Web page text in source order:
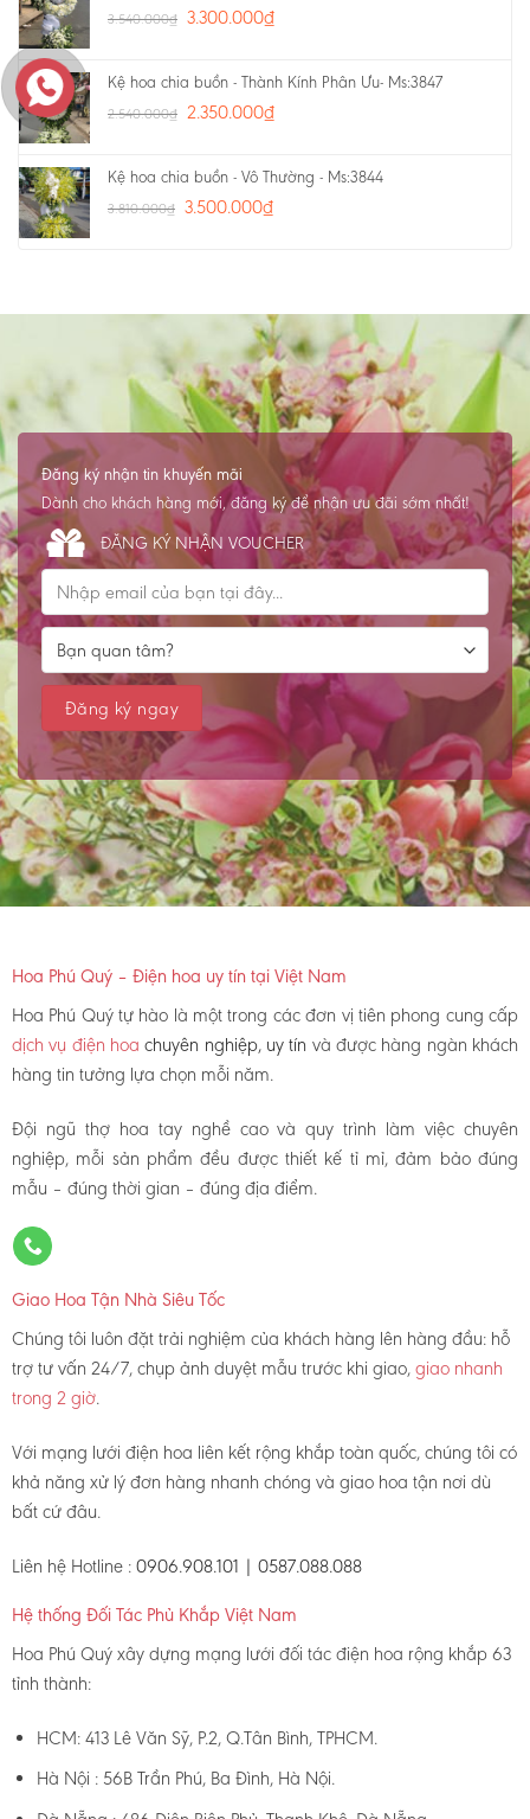
3.540.000₫ 3.300.000₫
Kệ hoa chia buồn - Thành Kính Phân Ưu- Ms:3847
2.540.000₫ 2.350.000₫
Kệ hoa chia buồn - Vô Thường - Ms:3844
3.810.000₫ 3.500.000₫
Đăng ký nhận tin khuyến mãi
Dành cho khách hàng mới, đăng ký để nhận ưu đãi sớm nhất!
ĐĂNG KÝ NHẬN VOUCHER
Hoa Phú Quý – Điện hoa uy tín tại Việt Nam
Hoa Phú Quý tự hào là một trong các đơn vị tiên phong cung cấp
dịch vụ điện hoachuyên nghiệp, uy tín và được hàng ngàn khách
hàng tin tưởng lựa chọn mỗi năm.
Đội ngũ thợ hoa tay nghề cao và quy trình làm việc chuyên
nghiệp, mỗi sản phẩm đều được thiết kế tỉ mỉ, đảm bảo đúng
mẫu – đúng thời gian – đúng địa điểm.
Giao Hoa Tận Nhà Siêu Tốc
Chúng tôi luôn đặt trải nghiệm của khách hàng lên hàng đầu: hỗ
trợ tư vấn 24/7, chụp ảnh duyệt mẫu trước khi giao,giao nhanh
trong 2 giờ.
Với mạng lưới điện hoa liên kết rộng khắp toàn quốc, chúng tôi có
khả năng xử lý đơn hàng nhanh chóng và giao hoa tận nơi dù
bất cứ đâu.
Liên hệ Hotline : 0906.908.101 | 0587.088.088
Hệ thống Đối Tác Phủ Khắp Việt Nam
Hoa Phú Quý xây dựng mạng lưới đối tác điện hoa rộng khắp 63
tỉnh thành:
HCM: 413 Lê Văn Sỹ, P.2, Q.Tân Bình, TPHCM.
Hà Nội : 56B Trần Phú, Ba Đình, Hà Nội.